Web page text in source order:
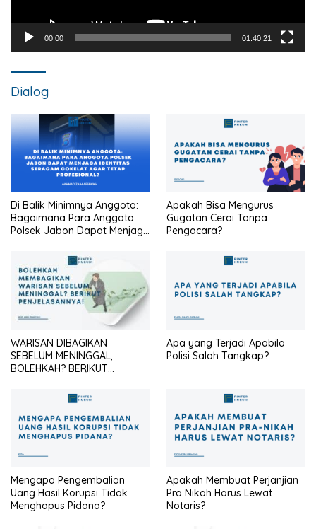
00:00 01:40:21
Dialog
Di Balik Minimnya Anggota:
Bagaimana Para Anggota
Polsek Jabon Dapat Menjaga
Agar Tetap Profesional?
Apakah Bisa Mengurus
Gugatan Cerai Tanpa
Pengacara?
WARISAN DIBAGIKAN
SEBELUM MENINGGAL,
BOLEHKAH? BERIKUT
Apa yang Terjadi Apabila
Polisi Salah Tangkap?
Mengapa Pengembalian
Uang Hasil Korupsi Tidak
Menghapus Pidana?
Apakah Membuat Perjanjian
Pra Nikah Harus Lewat
Notaris?